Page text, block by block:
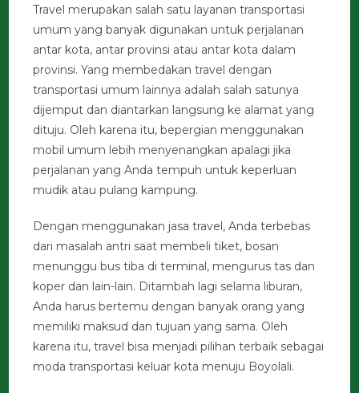
Travel merupakan salah satu layanan transportasi
umum yang banyak digunakan untuk perjalanan
antar kota, antar provinsi atau antar kota dalam
provinsi. Yang membedakan travel dengan
transportasi umum lainnya adalah salah satunya
dijemput dan diantarkan langsung ke alamat yang
dituju. Oleh karena itu, bepergian menggunakan
mobil umum lebih menyenangkan apalagi jika
perjalanan yang Anda tempuh untuk keperluan
mudik atau pulang kampung.
Dengan menggunakan jasa travel, Anda terbebas
dari masalah antri saat membeli tiket, bosan
menunggu bus tiba di terminal, mengurus tas dan
koper dan lain-lain. Ditambah lagi selama liburan,
Anda harus bertemu dengan banyak orang yang
memiliki maksud dan tujuan yang sama. Oleh
karena itu, travel bisa menjadi pilihan terbaik sebagai
moda transportasi keluar kota menuju Boyolali.